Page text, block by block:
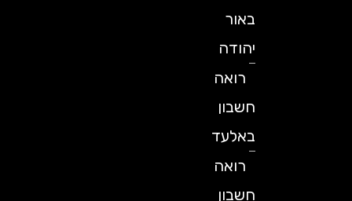
באור
יהודה
רואה
חשבון
באלעד
רואה
חשבון